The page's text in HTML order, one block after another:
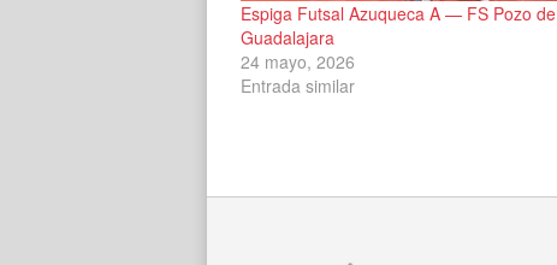
Espiga Futsal Azuqueca A — FS Pozo de
Guadalajara
24 mayo, 2026
Entrada similar